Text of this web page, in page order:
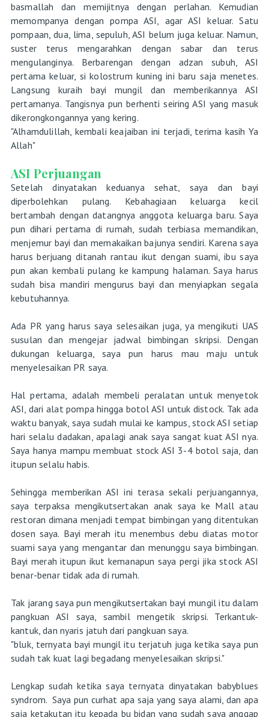
basmallah dan memijitnya dengan perlahan. Kemudian
memompanya dengan pompa ASI, agar ASI keluar. Satu
pompaan, dua, lima, sepuluh, ASI belum juga keluar. Namun,
suster terus mengarahkan dengan sabar dan terus
mengulanginya. Berbarengan dengan adzan subuh, ASI
pertama keluar, si kolostrum kuning ini baru saja menetes.
Langsung kuraih bayi mungil dan memberikannya ASI
pertamanya. Tangisnya pun berhenti seiring ASI yang masuk
dikerongkongannya yang kering.
"Alhamdulillah, kembali keajaiban ini terjadi, terima kasih Ya
Allah"
ASI Perjuangan
Setelah dinyatakan keduanya sehat, saya dan bayi
diperbolehkan pulang. Kebahagiaan keluarga kecil
bertambah dengan datangnya anggota keluarga baru. Saya
pun dihari pertama di rumah, sudah terbiasa memandikan,
menjemur bayi dan memakaikan bajunya sendiri. Karena saya
harus berjuang ditanah rantau ikut dengan suami, ibu saya
pun akan kembali pulang ke kampung halaman. Saya harus
sudah bisa mandiri mengurus bayi dan menyiapkan segala
kebutuhannya.
Ada PR yang harus saya selesaikan juga, ya mengikuti UAS
susulan dan mengejar jadwal bimbingan skripsi. Dengan
dukungan keluarga, saya pun harus mau maju untuk
menyelesaikan PR saya.
Hal pertama, adalah membeli peralatan untuk menyetok
ASI, dari alat pompa hingga botol ASI untuk distock. Tak ada
waktu banyak, saya sudah mulai ke kampus, stock ASI setiap
hari selalu dadakan, apalagi anak saya sangat kuat ASI nya.
Saya hanya mampu membuat stock ASI 3-4 botol saja, dan
itupun selalu habis.
Sehingga memberikan ASI ini terasa sekali perjuangannya,
saya terpaksa mengikutsertakan anak saya ke Mall atau
restoran dimana menjadi tempat bimbingan yang ditentukan
dosen saya. Bayi merah itu menembus debu diatas motor
suami saya yang mengantar dan menunggu saya bimbingan.
Bayi merah itupun ikut kemanapun saya pergi jika stock ASI
benar-benar tidak ada di rumah.
Tak jarang saya pun mengikutsertakan bayi mungil itu dalam
pangkuan ASI saya, sambil mengetik skripsi. Terkantuk-
kantuk, dan nyaris jatuh dari pangkuan saya.
"bluk, ternyata bayi mungil itu terjatuh juga ketika saya pun
sudah tak kuat lagi begadang menyelesaikan skripsi."
Lengkap sudah ketika saya ternyata dinyatakan babyblues
syndrom. Saya pun curhat apa saja yang saya alami, dan apa
saja ketakutan itu kepada bu bidan yang sudah saya anggap